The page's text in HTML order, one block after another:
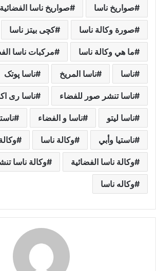
صواريخ ناسا صواريخ ناسا الفضائية
صورة وكالة ناسا کچی بیتز ناسا
ما هي وكالة ناسا مركبات ناسا
ناسا ناسا المريخ ناسا پوتک
ناسا تنشر صور للفضاء ناسا ری
ناسا لیتو ناسا و الفضاء
ناستيا وأبي وكالة ناسا وكالة
وكالة ناسا الفضائية وكالة ناسا
وكاله ناسا